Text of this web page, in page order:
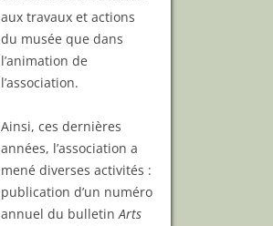
aux travaux et actions
du musée que dans
l’animation de
l’association.
Ainsi, ces dernières
années, l’association a
mené diverses activités :
publication d’un numéro
annuel du bulletinArts